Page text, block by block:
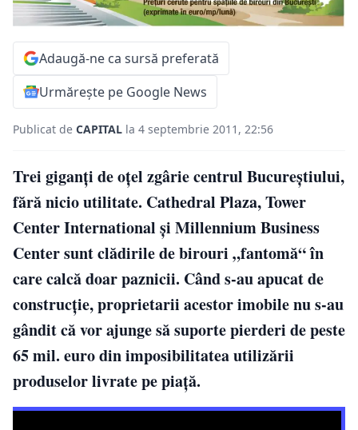
Adaugă-ne ca sursă preferată
Urmărește pe Google News
Publicat de CAPITAL la 4 septembrie 2011, 22:56
Trei giganţi de oţel zgârie centrul Bucureştiului,
fără nicio utilitate. Cathedral Plaza, Tower
Center International şi Millennium Business
Center sunt clădirile de birouri „fantomă“ în
care calcă doar paznicii. Când s-au apucat de
construcţie, proprietarii acestor imobile nu s-au
gândit că vor ajunge să suporte pierderi de peste
65 mil. euro din imposibilitatea utilizării
produselor livrate pe piaţă.